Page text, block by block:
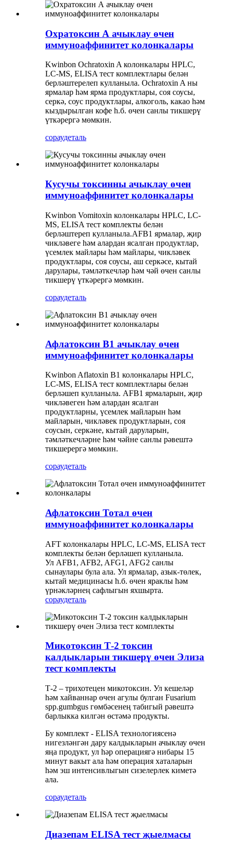
Охратоксин А ачыклау өчен
иммуноаффинитет колонкалары
Kwinbon Ochratoxin A колонкалары HPLC,
LC-MS, ELISA тест комплектлары белән
берләштерелеп кулланыла. Ochratoxin A ны
ярмалар һәм ярма продуктлары, соя соусы,
серкә, соус продуктлары, алкоголь, какао һәм
кыздырылган кофе һ.б. өчен санлы тикшерү
үткәрергә мөмкин.
сораудеталь
Кусучы токсинны ачыклау өчен
иммуноаффинитет колонкалары
Kwinbon Vomitoxin колонкалары HPLC, LC-
MS, ELISA тест комплекты белән
берләштереп кулланыла.AFB1 ярмалар, җир
чикләвеге һәм алардан ясалган продуктлар,
үсемлек майлары һәм майлары, чикләвек
продуктлары, соя соусы, аш серкәсе, кытай
дарулары, тәмләткечләр һәм чәй өчен санлы
тикшерү үткәрергә мөмкин.
сораудеталь
Афлатоксин B1 ачыклау өчен
иммуноаффинитет колонкалары
Kwinbon Aflatoxin B1 колонкалары HPLC,
LC-MS, ELISA тест комплектлары белән
берләшеп кулланыла. AFB1 ярмаларын, җир
чикләвеген һәм алардан ясалган
продуктларны, үсемлек майларын һәм
майларын, чикләвек продуктларын, соя
соусын, серкәне, кытай даруларын,
тәмләткечләрне һәм чәйне санлы рәвештә
тикшерергә мөмкин.
сораудеталь
Афлатоксин Тотал өчен
иммуноаффинитет колонкалары
AFT колонкалары HPLC, LC-MS, ELISA тест
комплекты белән берләшеп кулланыла.
Ул AFB1, AFB2, AFG1, AFG2 санлы
сынаулары була ала. Ул ярмалар, азык-төлек,
кытай медицинасы һ.б. өчен яраклы һәм
үрнәкләрнең сафлыгын яхшырта.
сораудеталь
Микотоксин Т-2 токсин
калдыкларын тикшерү өчен Элиза
тест комплекты
Т-2 – трихотецен микотоксин. Ул кешеләр
һәм хайваннар өчен агулы булган Fusarium
spp.gumbgus гөмбәсенең табигый рәвештә
барлыкка килгән өстәмә продукты.
Бу комплект - ELISA технологиясенә
нигезләнгән дару калдыкларын ачыклау өчен
яңа продукт, ул һәр операциягә нибары 15
минут вакыт ала һәм операция хаталарын
һәм эш интенсивлыгын сизелерлек киметә
ала.
сораудеталь
Диазепам ELISA тест җыелмасы